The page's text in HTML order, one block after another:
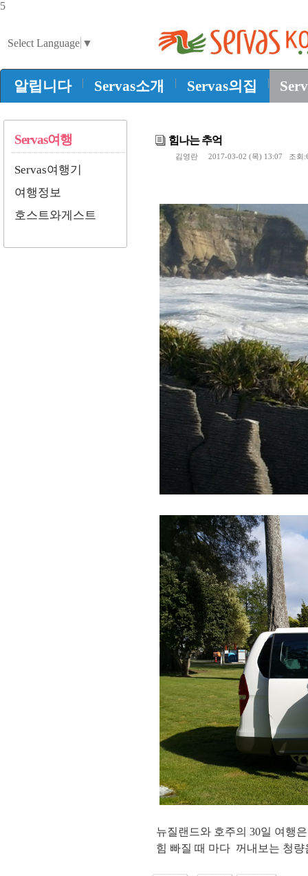
5
Select Language ▼
알립니다 | Servas소개 | Servas의집 |
Servas여행
Servas여행기
여행정보
호스트와게스트
힘나는 추억
김영란2017-03-02 (목) 13:07 조회
뉴질랜드와 호주의 30일 여행
힘 빠질 때 마다 꺼내보는 청량